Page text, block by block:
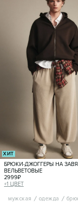
ХИТ
БРЮКИ-ДЖОГГЕРЫ НА
ВЕЛЬВЕТОВЫЕ
2999₽
+1 ЦВЕТ
мужская одежда